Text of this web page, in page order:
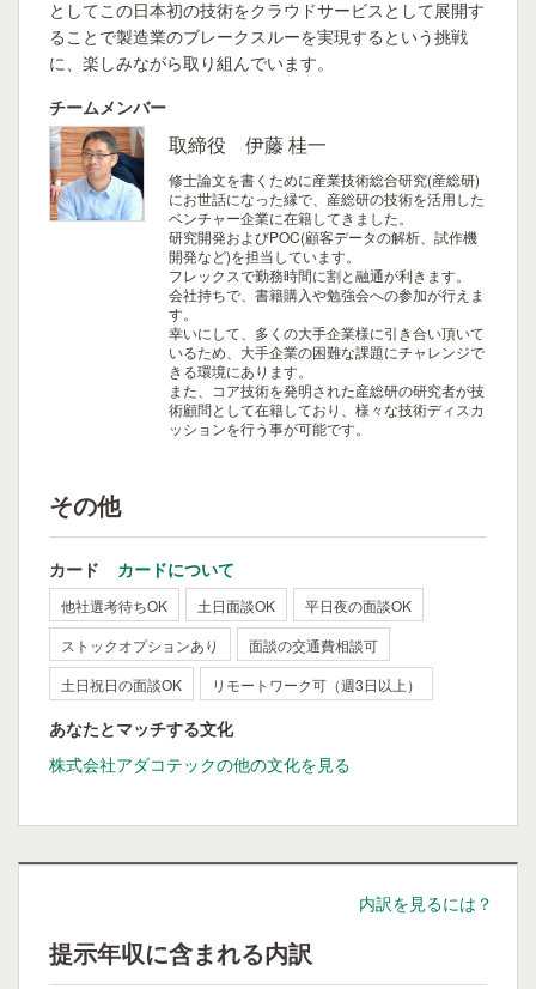
としてこの日本初の技術をクラウドサービスとして展開す
ることで製造業のブレークスルーを実現するという挑戦
に、楽しみながら取り組んでいます。
チームメンバー
取締役 伊藤 桂一
修士論文を書くために産業技術総合研究(産総研)
にお世話になった縁で、産総研の技術を活用した
ベンチャー企業に在籍してきました。
研究開発およびPOC(顧客データの解析、試作機
開発など)を担当しています。
フレックスで勤務時間に割と融通が利きます。
会社持ちで、書籍購入や勉強会への参加が行えま
す。
幸いにして、多くの大手企業様に引き合い頂いて
いるため、大手企業の困難な課題にチャレンジで
きる環境にあります。
また、コア技術を発明された産総研の研究者が技
術顧問として在籍しており、様々な技術ディスカ
ッションを行う事が可能です。
その他
カード カードについて
他社選考待ちOK 土日面談OK
平日夜の面談OK
ストックオプションあり
面談の交通費相談可
土日祝日の面談OK
リモートワーク可（週3日以上）
あなたとマッチする文化
株式会社アダコテックの他の文化を見る
内訳を見るには？
提示年収に含まれる内訳